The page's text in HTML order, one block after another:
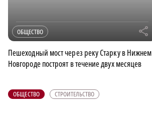
ОБЩЕСТВО r
Пешеходный мост через реку Старку в Нижнем
Новгороде построят в течение двух месяцев
ОБЩЕСТВО СТРОИТЕЛЬСТВО